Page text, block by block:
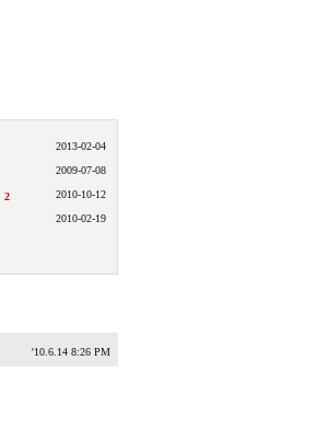
2013-02-04
2009-07-08
2 2010-10-12
2010-02-19
'10.6.14 8:26 PM